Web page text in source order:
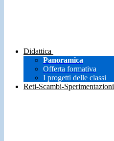
Didattica
Panoramica
Offerta formativa
I progetti delle classi
Reti-Scambi-Sperimentazioni